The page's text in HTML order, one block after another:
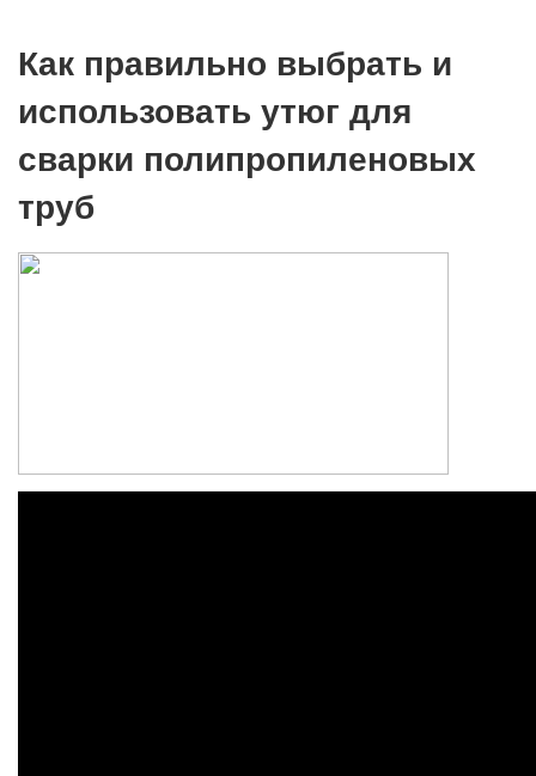
Как правильно выбрать и
использовать утюг для
сварки полипропиленовых
труб